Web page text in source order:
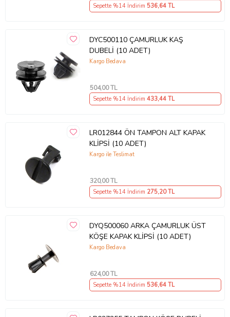
Sepette %14 İndirim 536,64 TL
DYC500110 ÇAMURLUK KAŞ
DUBELİ (10 ADET)
Kargo Bedava
504,00 TL
Sepette %14 İndirim 433,44 TL
LR012844 ÖN TAMPON ALT KAPAK
KLİPSİ (10 ADET)
Kargo ile Teslimat
320,00 TL
Sepette %14 İndirim 275,20 TL
DYQ500060 ARKA ÇAMURLUK ÜST
KÖŞE KAPAK KLİPSİ (10 ADET)
Kargo Bedava
624,00 TL
Sepette %14 İndirim 536,64 TL